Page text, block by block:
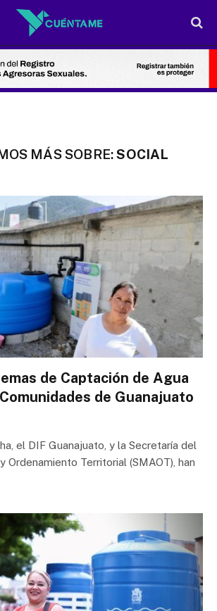
MÁS SOBRE:SOCIAL
de Captación de Agua
de Guanajuato
el DIF Guanajuato, y la Secretaría del
Ordenamiento Territorial (SMAOT), han